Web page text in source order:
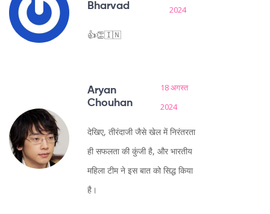
Bharvad
2024
👍👏🇮🇳
Aryan
Chouhan
18 अगस्त
2024
देखिए, तीरंदाजी जैसे खेल में निरंतरता
ही सफलता की कुंजी है, और भारतीय
महिला टीम ने इस बात को सिद्ध किया
है।